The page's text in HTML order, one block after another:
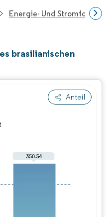
Energie- Und
brasilianischen
Anteil